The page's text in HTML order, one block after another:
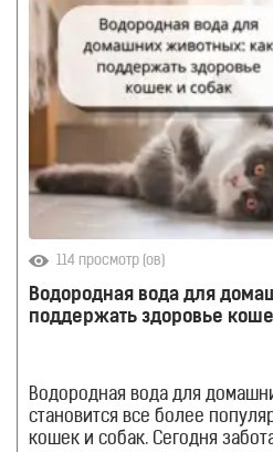
КОНТАКТЫ
114 просмотр (ов)
Водородная вода для
поддержать здоровье
Водородная вода для
становится все более
кошек и собак. Сегодня